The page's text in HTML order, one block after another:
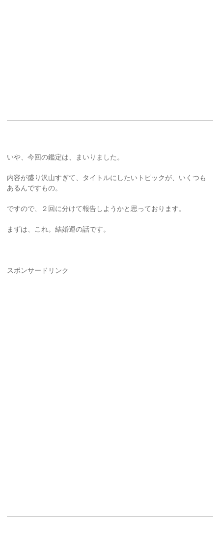
いや、今回の鑑定は、まいりました。
内容が盛り沢山すぎて、タイトルにしたいトピックが、いくつも
あるんですもの。
ですので、２回に分けて報告しようかと思っております。
まずは、これ。結婚運の話です。
スポンサードリンク